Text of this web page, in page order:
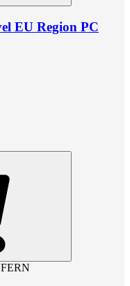
EU Region PC